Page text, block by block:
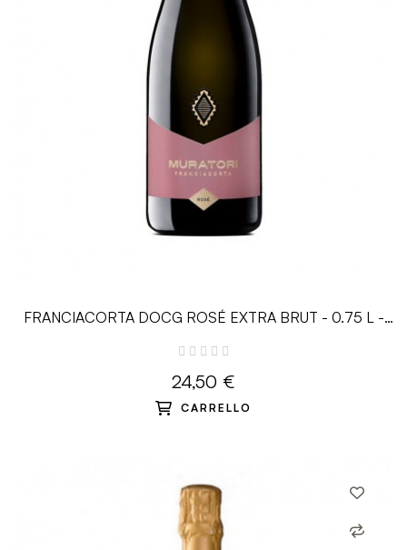
FRANCIACORTA DOCG ROSÉ EXTRA BRUT - 0.75 L -
24,50 €
CARRELLO